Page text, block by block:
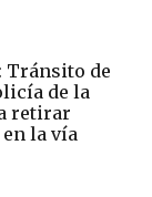
Tránsito de
de la
retirar
la vía